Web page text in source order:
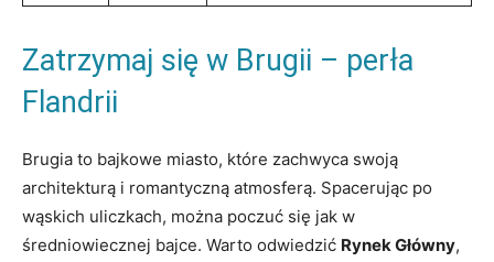
Zatrzymaj się w Brugii – perła
Flandrii
Brugia to bajkowe miasto, które zachwyca swoją
architekturą i romantyczną atmosferą. Spacerując ⁣po
wąskich uliczkach, można poczuć się ​jak ‍w
średniowiecznej bajce. Warto odwiedzić Rynek Główny,